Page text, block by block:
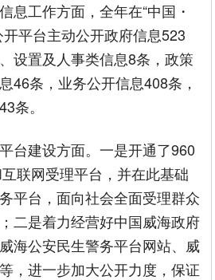
工作方面，全年在“中国・
平台主动公开政府信息523
设置及人事类信息8条，政策
46条，业务公开信息408条，
条。
建设方面。一是开通了960
联网受理平台，并在此基础
平台，面向社会全面受理群众
二是着力经营好中国威海政府
海公安民生警务平台网站、威
，进一步加大公开力度，保证